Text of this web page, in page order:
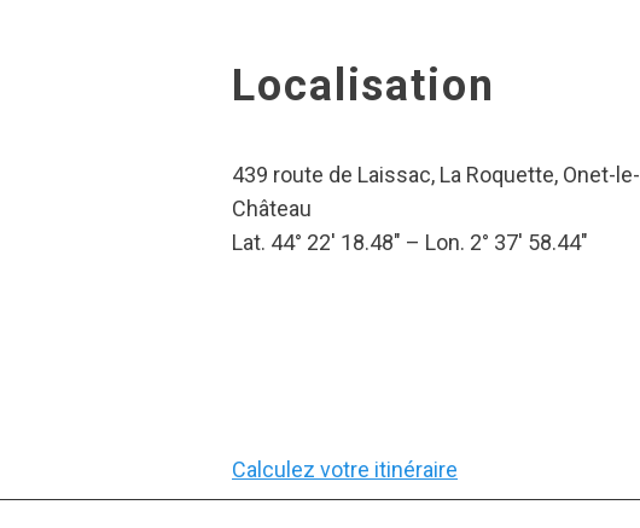
Localisation
439 route de Laissac, La Roquette, Onet-le-
Château
Lat. 44° 22′ 18.48″ – Lon. 2° 37′ 58.44″
Calculez votre itinéraire